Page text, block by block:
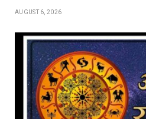
AUGUST 6, 2026